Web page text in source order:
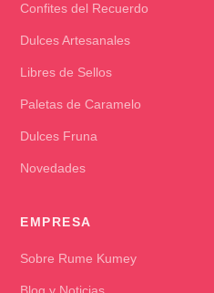
Confites del Recuerdo
Dulces Artesanales
Libres de Sellos
Paletas de Caramelo
Dulces Fruna
Novedades
EMPRESA
Sobre Rume Kumey